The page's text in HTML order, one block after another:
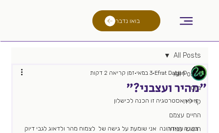
בואו נדבר
All Posts
גיוס
קריירה
החיים עצמם
חיפוש עבודה
All Posts
"מהיר ועצבני?"
Efrat Dagan 3 במאי זמן קריאה 2 דקות
זו לא אסטרטגיה זו הכנה לכישלון
בשנה האחרונה  אני שומעת על גישה של  לצמוח מהר ולדאוג לגבי דיוק